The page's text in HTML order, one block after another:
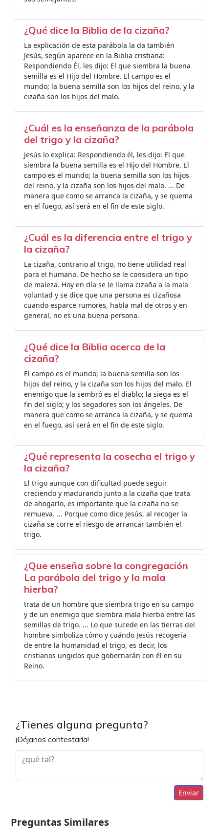
¿Qué dice la Biblia de la cizaña?
La explicación de esta parábola la da también
Jesús, según aparece en la Biblia cristiana:
Respondiendo Él, les dijo: El que siembra la buena
semilla es el Hijo del Hombre. El campo es el
mundo; la buena semilla son los hijos del reino, y la
cizaña son los hijos del malo.
¿Cuál es la enseñanza de la parábola
del trigo y la cizaña?
Jesús lo explica: Respondiendo él, les dijo: El que
siembra la buena semilla es el Hijo del Hombre. El
campo es el mundo; la buena semilla son los hijos
del reino, y la cizaña son los hijos del malo. ... De
manera que como se arranca la cizaña, y se quema
en el fuego, así será en el fin de este siglo.
¿Cuál es la diferencia entre el trigo y
la cizaña?
La cizaña, contrario al trigo, no tiene utilidad real
para el humano. De hecho se le considera un tipo
de maleza. Hoy en día se le llama cizaña a la mala
voluntad y se dice que una persona es cizañosa
cuando esparce rumores, habla mal de otros y en
general, no es una buena persona.
¿Qué dice la Biblia acerca de la
cizaña?
El campo es el mundo; la buena semilla son los
hijos del reino, y la cizaña son los hijos del malo. El
enemigo que la sembró es el diablo; la siega es el
fin del siglo; y los segadores son los ángeles. De
manera que como se arranca la cizaña, y se quema
en el fuego, así será en el fin de este siglo.
¿Qué representa la cosecha el trigo y
la cizaña?
El trigo aunque con dificultad puede seguir
creciendo y madurando junto a la cizaña que trata
de ahogarlo, es importante que la cizaña no se
remueva. ... Porque como dice Jesús, al recoger la
cizaña se corre el riesgo de arrancar también el
trigo.
¿Que enseña sobre la congregación
La parábola del trigo y la mala
hierba?
trata de un hombre que siembra trigo en su campo
y de un enemigo que siembra mala hierba entre las
semillas de trigo. ... Lo que sucede en las tierras del
hombre simboliza cómo y cuándo Jesús recogería
de entre la humanidad el trigo, es decir, los
cristianos ungidos que gobernarán con él en su
Reino.
¿Tienes alguna pregunta?
¡Déjanos contestarla!
Enviar
Preguntas Similares